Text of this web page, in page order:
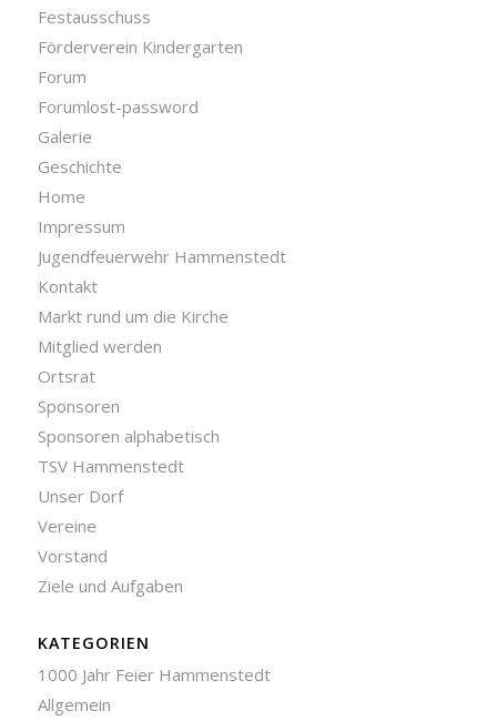
Festausschuss
Förderverein Kindergarten
Forum
Forumlost-password
Galerie
Geschichte
Home
Impressum
Jugendfeuerwehr Hammenstedt
Kontakt
Markt rund um die Kirche
Mitglied werden
Ortsrat
Sponsoren
Sponsoren alphabetisch
TSV Hammenstedt
Unser Dorf
Vereine
Vorstand
Ziele und Aufgaben
KATEGORIEN
1000 Jahr Feier Hammenstedt
Allgemein